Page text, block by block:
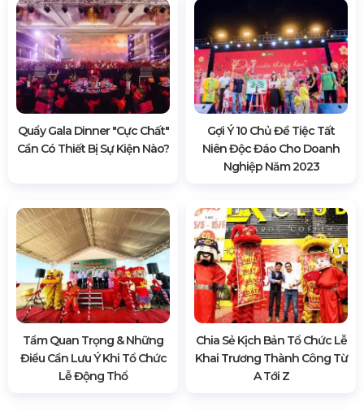
Quẩy Gala Dinner "cực Chất"
Cần Có Thiết Bị Sự Kiện Nào?
Gợi Ý 10 Chủ Đề Tiệc Tất
Niên Độc Đáo Cho Doanh
Nghiệp Năm 2023
Tầm Quan Trọng & Những
Điều Cần Lưu Ý Khi Tổ Chức
Lễ Động Thổ
Chia Sẻ Kịch Bản Tổ Chức Lễ
Khai Trương Thành Công Từ
A Tới Z